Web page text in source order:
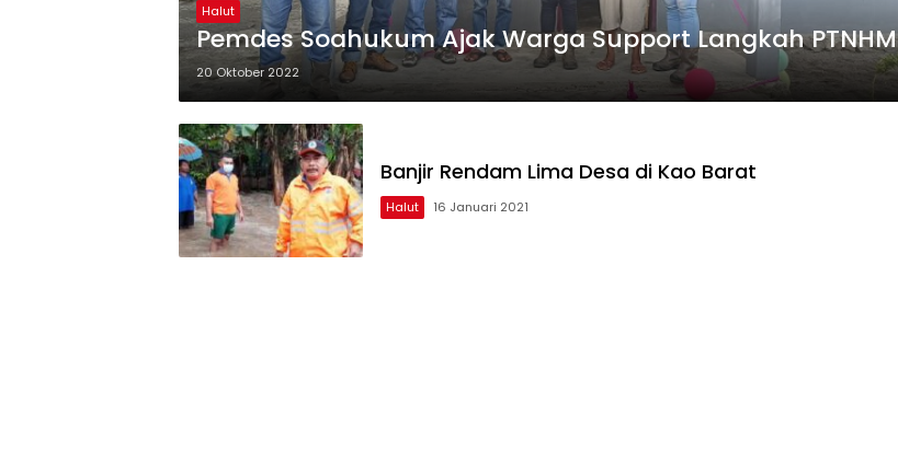
Halut
Pemdes Soahukum Ajak Warga Support Langkah PTNHM
20 Oktober 2022
Banjir Rendam Lima Desa di Kao Barat
Halut 16 Januari 2021